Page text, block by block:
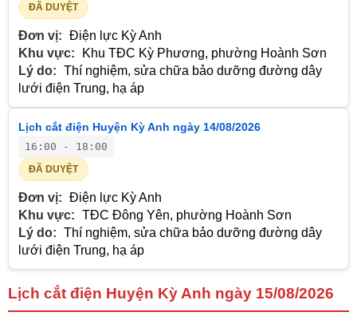
ĐÃ DUYỆT
Đơn vị: Điện lực Kỳ Anh
Khu vực:
Khu TĐC Kỳ Phương, phường Hoành Sơn
Lý do: Thí nghiệm, sửa chữa bảo dưỡng đường dây
lưới điện Trung, hạ áp
Lịch cắt điện Huyện Kỳ Anh ngày 14/08/2026
16:00 - 18:00
ĐÃ DUYỆT
Đơn vị: Điện lực Kỳ Anh
Khu vực: TĐC Đông Yên, phường Hoành Sơn
Lý do: Thí nghiệm, sửa chữa bảo dưỡng đường dây
lưới điện Trung, hạ áp
Lịch cắt điện Huyện Kỳ Anh ngày 15/08/2026